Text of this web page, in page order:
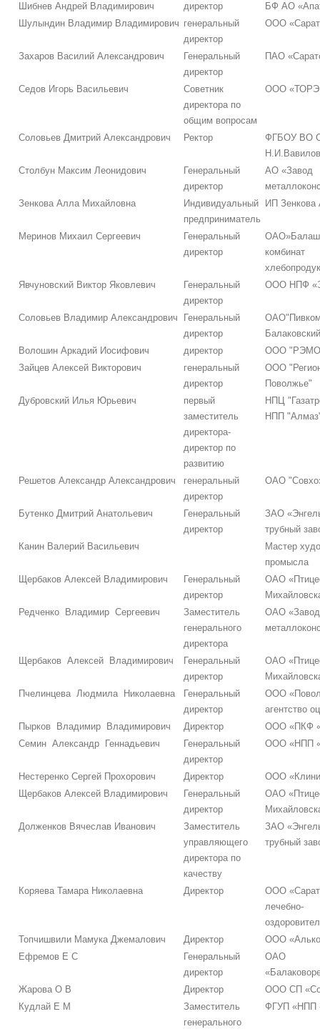
Шибнев Андрей Владимирович директор
БФ АО
Шулындин Владимир Владимирович генеральный
директор
ООО
Захаров Василий Александрович
Генеральный
директор
ПАО
Седов Игорь Васильевич
Советник
директора по
общим вопросам
ООО
Соловьев Дмитрий Александрович Ректор
ФГБОУ ВО
Столбун Максим Леонидович
Генеральный
директор
АО «Завод
Зенкова Алла Михайловна
Индивидуальный
предприниматель
ИП
Меринов Михаил Сергеевич
Генеральный
директор
комбинат
Явчуновский Виктор Яковлевич
Генеральный
директор
ООО НПФ
Соловьев Владимир Александрович
Генеральный
директор
Волошин Аркадий Иосифович
директор
ООО
Зайцев Алексей Викторович
генеральный
директор
ООО
Поволжье"
Дубровский Илья Юрьевич
первый
заместитель
директора-
директор по
развитию
НПЦ
НПП
Решетов Александр Александрович
генеральный
директор
ОАО
Бутенко Дмитрий Анатольевич
Генеральный
директор
ЗАО
трубный
Канин Валерий Васильевич
Мастер
промысла
Щербаков Алексей Владимирович
Генеральный
директор
ОАО
Редченко Владимир Сергеевич
Заместитель
генерального
директора
ОАО «Завод
Щербаков Алексей Владимирович
Генеральный
директор
ОАО
Пчелинцева Людмила Николаевна
Генеральный
директор
ООО
агентство
Пырков Владимир Владимирович
Директор
ООО «ПКФ
Семин Александр Геннадьевич
Генеральный
директор
ООО «НПП
Нестеренко Сергей Прохорович Директор
ООО
Щербаков Алексей Владимирович
Генеральный
директор
ОАО
Долженков Вячеслав Иванович
Заместитель
управляющего
директора по
качеству
ЗАО
трубный
Коряева Тамара Николаевна Директор
ООО
лечебно-
Топчишвили Мамука Джемалович
Директор
ООО
Ефремов Е С
Генеральный
директор
ОАО
Жарова О В
Директор
ООО СП
Кудлай Е М
Заместитель
генерального
ФГУП «НПП